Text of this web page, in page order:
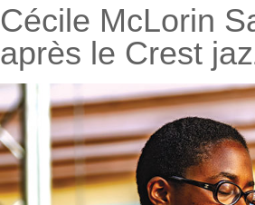
Cécile McLorin
après le Crest